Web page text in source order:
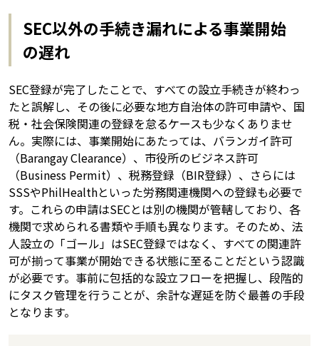
SEC以外の手続き漏れによる事業開始
の遅れ
SEC登録が完了したことで、すべての設立手続きが終わっ
たと誤解し、その後に必要な地方自治体の許可申請や、国
税・社会保険関連の登録を怠るケースも少なくありませ
ん。実際には、事業開始にあたっては、バランガイ許可
（Barangay Clearance）、市役所のビジネス許可
（Business Permit）、税務登録（BIR登録）、さらには
SSSやPhilHealthといった労務関連機関への登録も必要で
す。これらの申請はSECとは別の機関が管轄しており、各
機関で求められる書類や手順も異なります。そのため、法
人設立の「ゴール」はSEC登録ではなく、すべての関連許
可が揃って事業が開始できる状態に至ることだという認識
が必要です。事前に包括的な設立フローを把握し、段階的
にタスク管理を行うことが、余計な遅延を防ぐ最善の手段
となります。